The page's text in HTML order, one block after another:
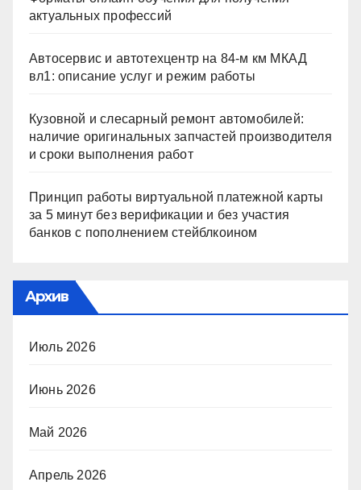
актуальных профессий
Автосервис и автотехцентр на 84-м км МКАД
вл1: описание услуг и режим работы
Кузовной и слесарный ремонт автомобилей:
наличие оригинальных запчастей производителя
и сроки выполнения работ
Принцип работы виртуальной платежной карты
за 5 минут без верификации и без участия
банков с пополнением стейблкоином
Архив
Июль 2026
Июнь 2026
Май 2026
Апрель 2026